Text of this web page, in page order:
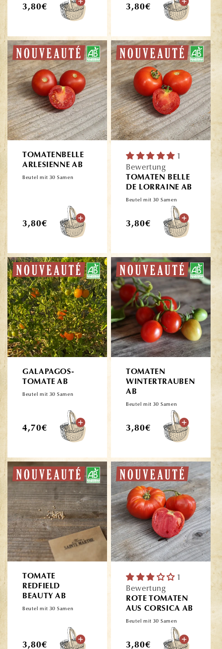
Normaler
3,80€
Normaler
3,80€
TOMATENBELLE
ARLESIENNE AB
Beutel mit 30 Samen
Normaler
3,80€
1
Bewertung
TOMATEN BELLE
DE LORRAINE AB
Beutel mit 30 Samen
Normaler
3,80€
GALAPAGOS-
TOMATE AB
Beutel mit 30 Samen
Normaler
4,70€
TOMATEN
WINTERTRAUBEN
AB
Beutel mit 30 Samen
Normaler
3,80€
TOMATE
REDFIELD
BEAUTY AB
Beutel mit 30 Samen
Normaler
3,80€
1
Bewertung
ROTE TOMATEN
AUS CORSICA AB
Beutel mit 30 Samen
Normaler
3,80€